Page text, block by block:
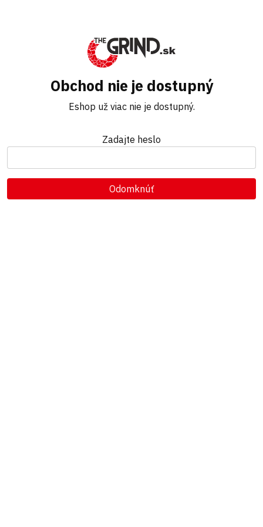
Obchod nie je dostupný
Eshop už viac nie je dostupný.
Zadajte heslo